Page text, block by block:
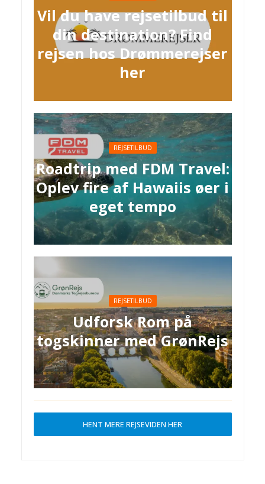
Vil du have rejsetilbud til
din destination? Find
rejsen hos Drømmerejser
her
REJSETILBUD
Roadtrip med FDM Travel:
Oplev fire af Hawaiis øer i
eget tempo
REJSETILBUD
Udforsk Rom på
togskinner med GrønRejs
HENT MERE REJSEVIDEN HER